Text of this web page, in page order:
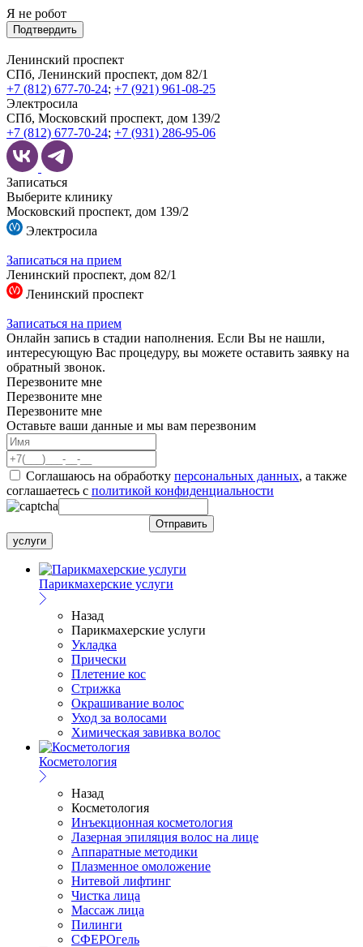
Я не робот
Подтвердить
Ленинский проспект
СПб, Ленинский проспект, дом 82/1
+7 (812) 677-70-24; +7 (921) 961-08-25
Электросила
СПб, Московский проспект, дом 139/2
+7 (812) 677-70-24; +7 (931) 286-95-06
Записаться
Выберите клинику
Московский проспект, дом 139/2
Электросила
Записаться на прием
Ленинский проспект, дом 82/1
Ленинский проспект
Записаться на прием
Онлайн запись в стадии наполнения. Если Вы не нашли,
интересующую Вас процедуру, вы можете оставить заявку на
обратный звонок.
Перезвоните мне
Перезвоните мне
Перезвоните мне
Оставьте ваши данные и мы вам перезвоним
Соглашаюсь на обработку персональных данных, а также
соглашаетесь c политикой конфиденциальности
услуги
Парикмахерские услуги
Назад
Парикмахерские услуги
Укладка
Прически
Плетение кос
Стрижка
Окрашивание волос
Уход за волосами
Химическая завивка волос
Косметология
Назад
Косметология
Инъекционная косметология
Лазерная эпиляция волос на лице
Аппаратные методики
Плазменное омоложение
Нитевой лифтинг
Чистка лица
Массаж лица
Пилинги
СФЕРОгель